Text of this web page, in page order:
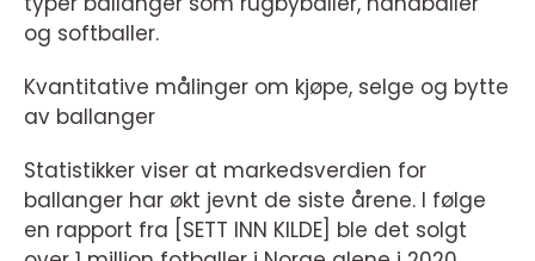
og softballer.
Kvantitative målinger om kjøpe, selge og bytte
av ballanger
Statistikker viser at markedsverdien for
ballanger har økt jevnt de siste årene. I følge
en rapport fra [SETT INN KILDE] ble det solgt